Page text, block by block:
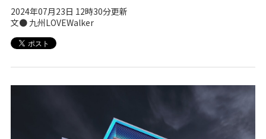
2024年07月23日 12時30分更新
文● 九州LOVEWalker